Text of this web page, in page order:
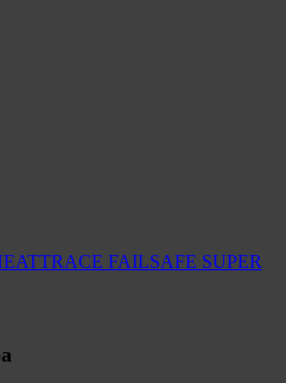
FAILSAFE SUPER